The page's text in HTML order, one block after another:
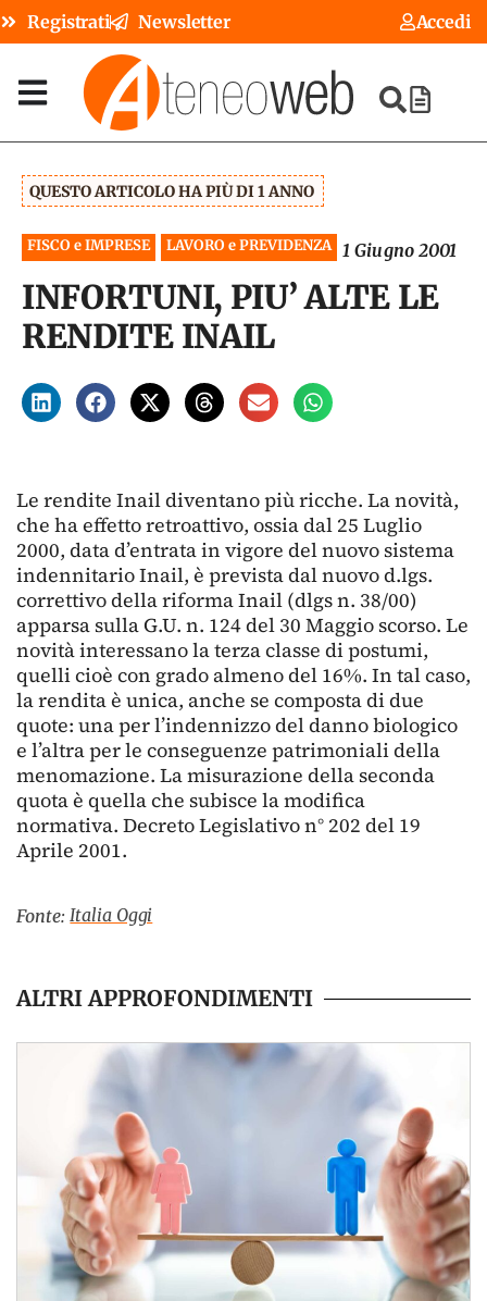
Registrati Newsletter Accedi
QUESTO ARTICOLO HA PIÙ DI 1 ANNO
FISCO e IMPRESE LAVORO e PREVIDENZA 1 Giugno 2001
INFORTUNI, PIU’ ALTE LE
RENDITE INAIL
Le rendite Inail diventano più ricche. La novità,
che ha effetto retroattivo, ossia dal 25 Luglio
2000, data d’entrata in vigore del nuovo sistema
indennitario Inail, è prevista dal nuovo d.lgs.
correttivo della riforma Inail (dlgs n. 38/00)
apparsa sulla G.U. n. 124 del 30 Maggio scorso. Le
novità interessano la terza classe di postumi,
quelli cioè con grado almeno del 16%. In tal caso,
la rendita è unica, anche se composta di due
quote: una per l’indennizzo del danno biologico
e l’altra per le conseguenze patrimoniali della
menomazione. La misurazione della seconda
quota è quella che subisce la modifica
normativa. Decreto Legislativo n° 202 del 19
Aprile 2001.
Fonte: Italia Oggi
ALTRI APPROFONDIMENTI